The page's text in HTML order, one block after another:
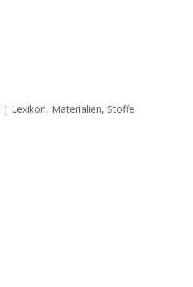
| Lexikon, Materialien, Stoffe